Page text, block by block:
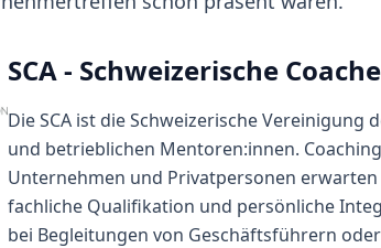
SCA - Schweizerische
Die SCA ist die Schweizerische
und betrieblichen Mentoren:innen.
Unternehmen und Privatpersonen
fachliche Qualifikation und persönliche
bei Begleitungen von Geschäftsführern